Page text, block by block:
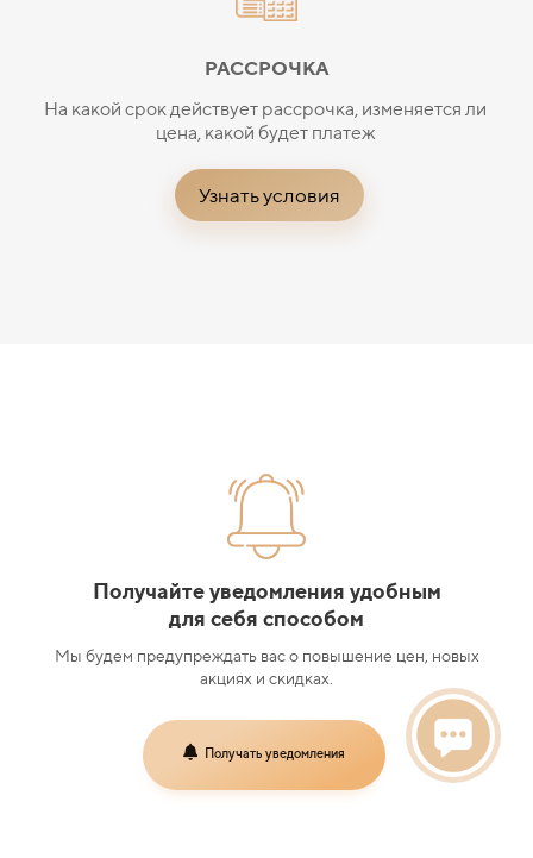
РАССРОЧКА
На какой срок действует рассрочка, изменяется ли
цена, какой будет платеж
Узнать условия
Получайте уведомления удобным
для себя способом
Мы будем предупреждать вас о повышение цен, новых
акциях и скидках.
Получать уведомления